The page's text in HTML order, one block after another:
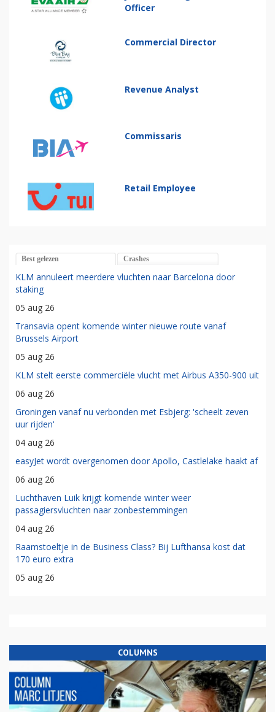
Officer
Commercial Director
Revenue Analyst
Commissaris
Retail Employee
Best gelezen Crashes
KLM annuleert meerdere vluchten naar Barcelona door
staking
05 aug 26
Transavia opent komende winter nieuwe route vanaf
Brussels Airport
05 aug 26
KLM stelt eerste commerciële vlucht met Airbus A350-900 uit
06 aug 26
Groningen vanaf nu verbonden met Esbjerg: 'scheelt zeven
uur rijden'
04 aug 26
easyJet wordt overgenomen door Apollo, Castlelake haakt af
06 aug 26
Luchthaven Luik krijgt komende winter weer
passagiersvluchten naar zonbestemmingen
04 aug 26
Raamstoeltje in de Business Class? Bij Lufthansa kost dat
170 euro extra
05 aug 26
COLUMNS